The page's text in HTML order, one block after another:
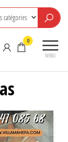
MENU
0